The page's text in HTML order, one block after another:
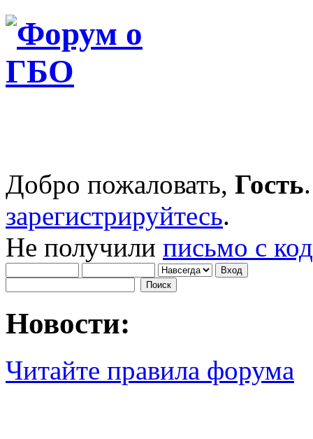
Добро пожаловать, Гость
зарегистрируйтесь.
Не получили письмо с
Новости:
Читайте правила форума